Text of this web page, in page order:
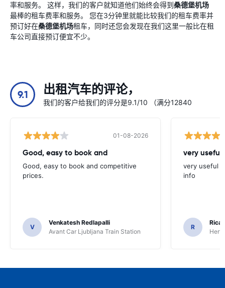
率和服务。 这样，我们的客户就知道他们始终会得到桑德堡机场
最棒的租车费率和服务。 您在3分钟里就能比较我们的租车费率并
预订好在桑德堡机场租车，同时还您会发现在我们这里一般比在租
车公司直接预订便宜不少。
9.1 出租汽车的评论，
我们的客户给我们的评分是9.1/10 （满分12840
01-08-2026
Good, easy to book and
Good, easy to book and competitive
prices.
V
Venkatesh Redlapalli
Avant Car Ljubljana Train Station
very useful
very useful
info
R